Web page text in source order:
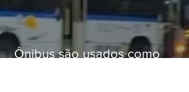
Ônibus são usados como